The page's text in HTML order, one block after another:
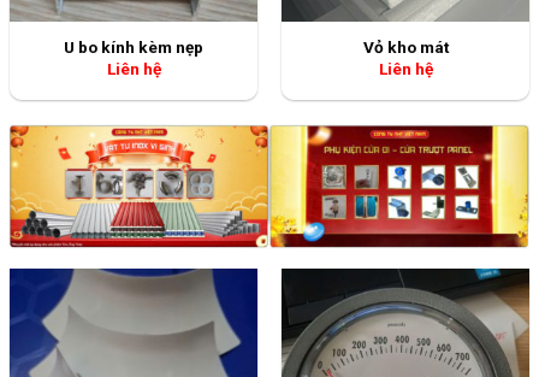
U bo kính kèm nẹp
Liên hệ
Vỏ kho mát
Liên hệ